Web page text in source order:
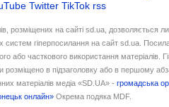
Twitter TikTok rss
розміщених на сайті sd.ua, дозволяється
систем гіперпосилання на сайт sd.ua.
або часткового використання матеріалів.
розміщено в підзаголовку або в першому
матеріалів медіа «SD.UA» -громадська
онлайн» Окрема подяка MDF.